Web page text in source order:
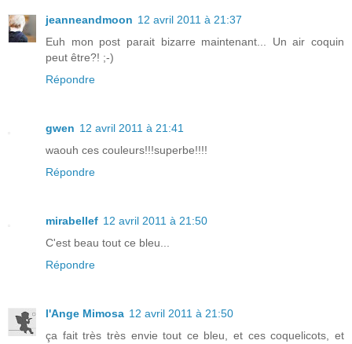
jeanneandmoon 12 avril 2011 à 21:37
Euh mon post parait bizarre maintenant... Un air coquin
peut être?! ;-)
Répondre
gwen 12 avril 2011 à 21:41
waouh ces couleurs!!!superbe!!!!
Répondre
mirabellef 12 avril 2011 à 21:50
C'est beau tout ce bleu...
Répondre
l'Ange Mimosa 12 avril 2011 à 21:50
ça fait très très envie tout ce bleu, et ces coquelicots, et